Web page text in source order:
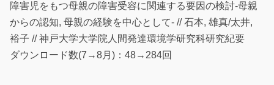
障害児をもつ母親の障害受容に関連する要因の検討-母親
からの認知, 母親の経験を中心として- // 石本, 雄真/太井,
裕子 // 神戸大学大学院人間発達環境学研究科研究紀要
ダウンロード数(7→8月)：48→284回